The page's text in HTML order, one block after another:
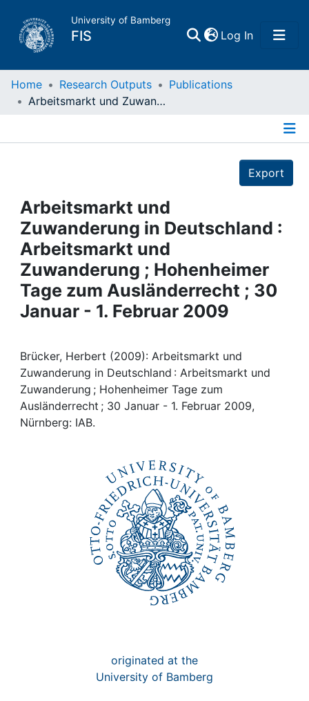
University of Bamberg
FIS Log In(current)
Home
Projects
People
Institutions
Awards
Help
Home Research Outputs
Publications
Arbeitsmarkt und Zuwanderung in Deutschland : Arbeitsmarkt und Zuwanderung ; Hohenheimer Tage zum Ausländerrecht ; 30 Januar - 1. Februar 2009
Export
Arbeitsmarkt und
Zuwanderung in Deutschland :
Arbeitsmarkt und
Zuwanderung ; Hohenheimer
Tage zum Ausländerrecht ; 30
Januar - 1. Februar 2009
Brücker, Herbert (2009): Arbeitsmarkt und
Zuwanderung in Deutschland : Arbeitsmarkt und
Zuwanderung ; Hohenheimer Tage zum
Ausländerrecht ; 30 Januar - 1. Februar 2009,
Nürnberg: IAB.
originated at the
University of Bamberg